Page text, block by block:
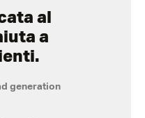
al
a
generation